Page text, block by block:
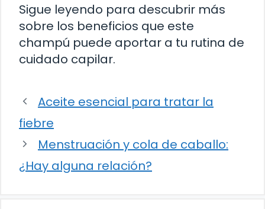
Sigue leyendo para descubrir más
sobre los beneficios que este
champú puede aportar a tu rutina de
cuidado capilar.
Aceite esencial para tratar la
fiebre
Menstruación y cola de caballo:
¿Hay alguna relación?